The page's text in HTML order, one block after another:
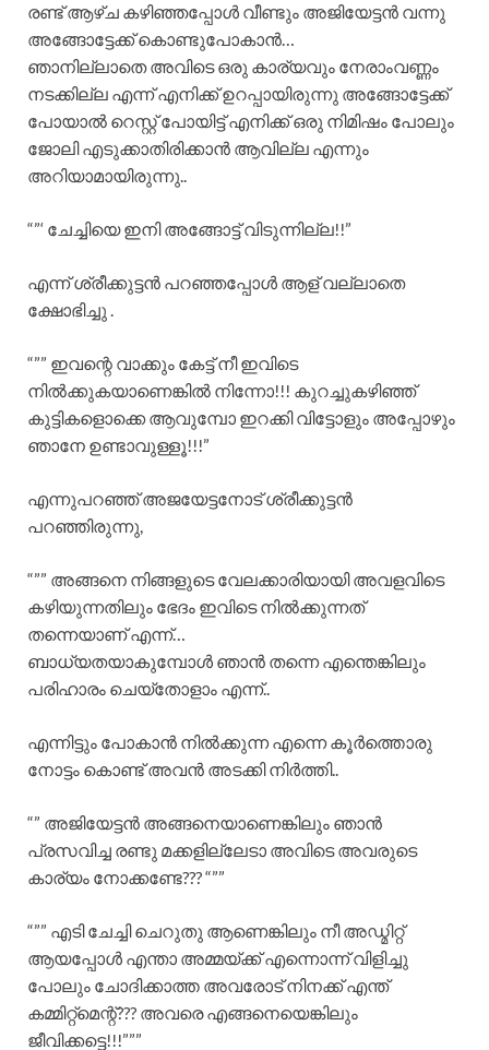
രണ്ട് ആഴ്ച കഴിഞ്ഞപ്പോൾ വീണ്ടും അജിയേട്ടൻ വന്നു
അങ്ങോട്ടേക്ക് കൊണ്ടുപോകാൻ…
ഞാനില്ലാതെ അവിടെ ഒരു കാര്യവും നേരാംവണ്ണം
നടക്കില്ല എന്ന് എനിക്ക് ഉറപ്പായിരുന്നു അങ്ങോട്ടേക്ക്
പോയാൽ റെസ്റ്റ് പോയിട്ട് എനിക്ക് ഒരു നിമിഷം പോലും
ജോലി എടുക്കാതിരിക്കാൻ ആവില്ല എന്നും
അറിയാമായിരുന്നു..
“”‘ ചേച്ചിയെ ഇനി അങ്ങോട്ട് വിടുന്നില്ല!!”
എന്ന് ശ്രീക്കുട്ടൻ പറഞ്ഞപ്പോൾ ആള് വല്ലാതെ
ക്ഷോഭിച്ചു .
“”” ഇവന്റെ വാക്കും കേട്ട് നീ ഇവിടെ
നിൽക്കുകയാണെങ്കിൽ നിന്നോ!!! കുറച്ചുകഴിഞ്ഞ്
കുട്ടികളൊക്കെ ആവുമ്പോ ഇറക്കി വിട്ടോളും അപ്പോഴും
ഞാനേ ഉണ്ടാവുള്ളൂ!!!”
എന്നുപറഞ്ഞ് അജയേട്ടനോട് ശ്രീക്കുട്ടൻ
പറഞ്ഞിരുന്നു,
“”” അങ്ങനെ നിങ്ങളുടെ വേലക്കാരിയായി അവളവിടെ
കഴിയുന്നതിലും ഭേദം ഇവിടെ നിൽക്കുന്നത്
തന്നെയാണ് എന്ന്…
ബാധ്യതയാകുമ്പോൾ ഞാൻ തന്നെ എന്തെങ്കിലും
പരിഹാരം ചെയ്തോളാം എന്ന്..
എന്നിട്ടും പോകാൻ നിൽക്കുന്ന എന്നെ കൂർത്തൊരു
നോട്ടം കൊണ്ട് അവൻ അടക്കി നിർത്തി..
“” അജിയേട്ടൻ അങ്ങനെയാണെങ്കിലും ഞാൻ
പ്രസവിച്ച രണ്ടു മക്കളില്ലേടാ അവിടെ അവരുടെ
കാര്യം നോക്കണ്ടേ??? “””
“”” എടി ചേച്ചി ചെറുതു ആണെങ്കിലും നീ അഡ്മിറ്റ്
ആയപ്പോൾ എന്താ അമ്മയ്ക്ക് എന്നൊന്ന് വിളിച്ചു
പോലും ചോദിക്കാത്ത അവരോട് നിനക്ക് എന്ത്
കമ്മിറ്റ്മെന്റ്??? അവരെ എങ്ങനെയെങ്കിലും
ജീവിക്കട്ടെ!!!”””